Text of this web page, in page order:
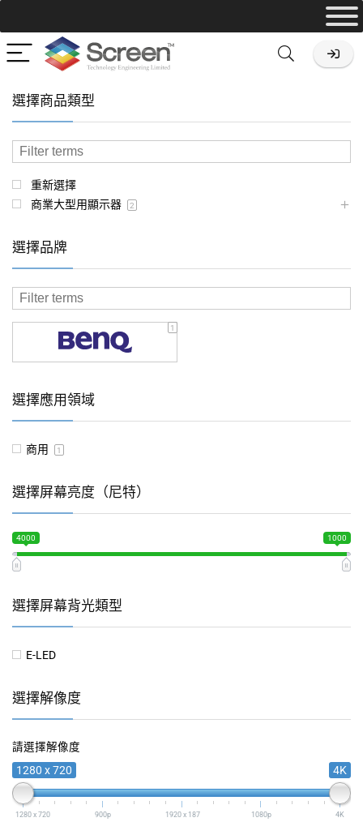
選擇商品類型
重新選擇
商業大型用顯示器
2
選擇品牌
1
選擇應用領域
商用 1
選擇屏幕亮度（尼特）
4000 1000
選擇屏幕背光類型
E-LED
選擇解像度
請選擇解像度
1280 x 720
4K
1280 x 720 900p 1920 x 187 1080p 4K